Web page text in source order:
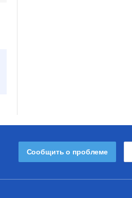
Сообщить о проблеме